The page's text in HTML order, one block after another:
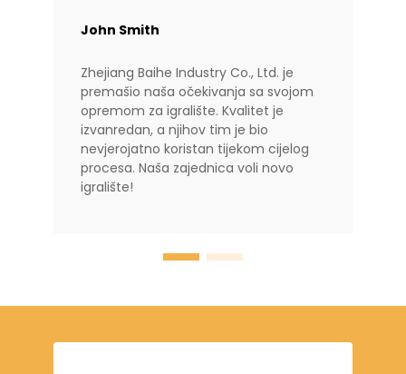
John Smith
Zhejiang Baihe Industry Co., Ltd. je
premašio naša očekivanja sa svojom
opremom za igralište. Kvalitet je
izvanredan, a njihov tim je bio
nevjerojatno koristan tijekom cijelog
procesa. Naša zajednica voli novo
igralište!